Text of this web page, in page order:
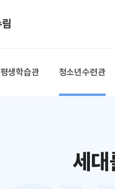
평생학습관 청소년수련관
세대